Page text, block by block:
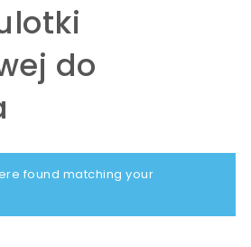
do
found matching your